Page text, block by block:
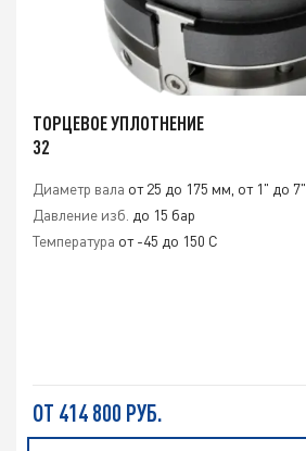
ТОРЦЕВОЕ УПЛОТНЕНИЕ
32
Диаметр вала от 25 до 175 мм, от 1" до 7"
Давление изб. до 15 бар
Температура от -45 до 150 C
ОТ 414 800 РУБ.